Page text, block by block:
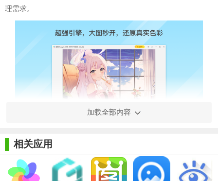
理需求。
【Win看图王电脑版技巧】
1. 快速浏览：Win看图王支持大图秒开，流畅看图，让用户能
够快速浏览大量图片。
加载全部内容
相关应用